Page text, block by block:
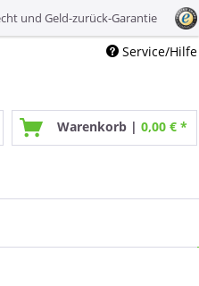
und Geld-zurück-Garantie
Service/Hilfe
Warenkorb | 0,00 € *